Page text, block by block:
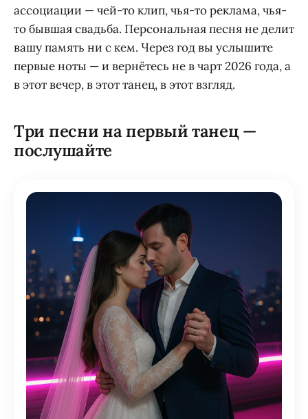
ассоциации — чей-то клип, чья-то реклама, чья-
то бывшая свадьба. Персональная песня не делит
вашу память ни с кем. Через год вы услышите
первые ноты — и вернётесь не в чарт 2026 года, а
в этот вечер, в этот танец, в этот взгляд.
Три песни на первый танец —
послушайте